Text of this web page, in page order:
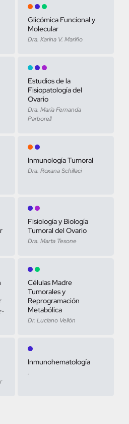
Glicómica Funcional y
Molecular
Dra. Karina V. Mariño
Estudios de la
Fisiopatología del
Ovario
Dra. María Fernanda
Parborell
Inmunología Tumoral
Dra. Roxana Schillaci
Fisiología y Biología
Tumoral del Ovario
Dra. Marta Tesone
Células Madre
Tumorales y
Reprogramación
Metabólica
Dr. Luciano Vellón
Inmunohematología
.